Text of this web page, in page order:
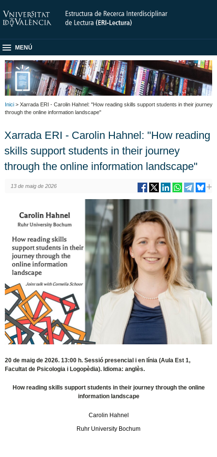
MENÚ
Inici > Xarrada ERI - Carolin Hahnel: "How reading skills support students in their journey
through the online information landscape"
Xarrada ERI - Carolin Hahnel: "How reading
skills support students in their journey
through the online information landscape"
13 de maig de 2026
20 de maig de 2026. 13:00 h. Sessió presencial i en línia (Aula Est 1,
Facultat de Psicologia i Logopèdia). Idioma: anglès.
How reading skills support students in their journey through the online
information landscape
Carolin Hahnel
Ruhr University Bochum